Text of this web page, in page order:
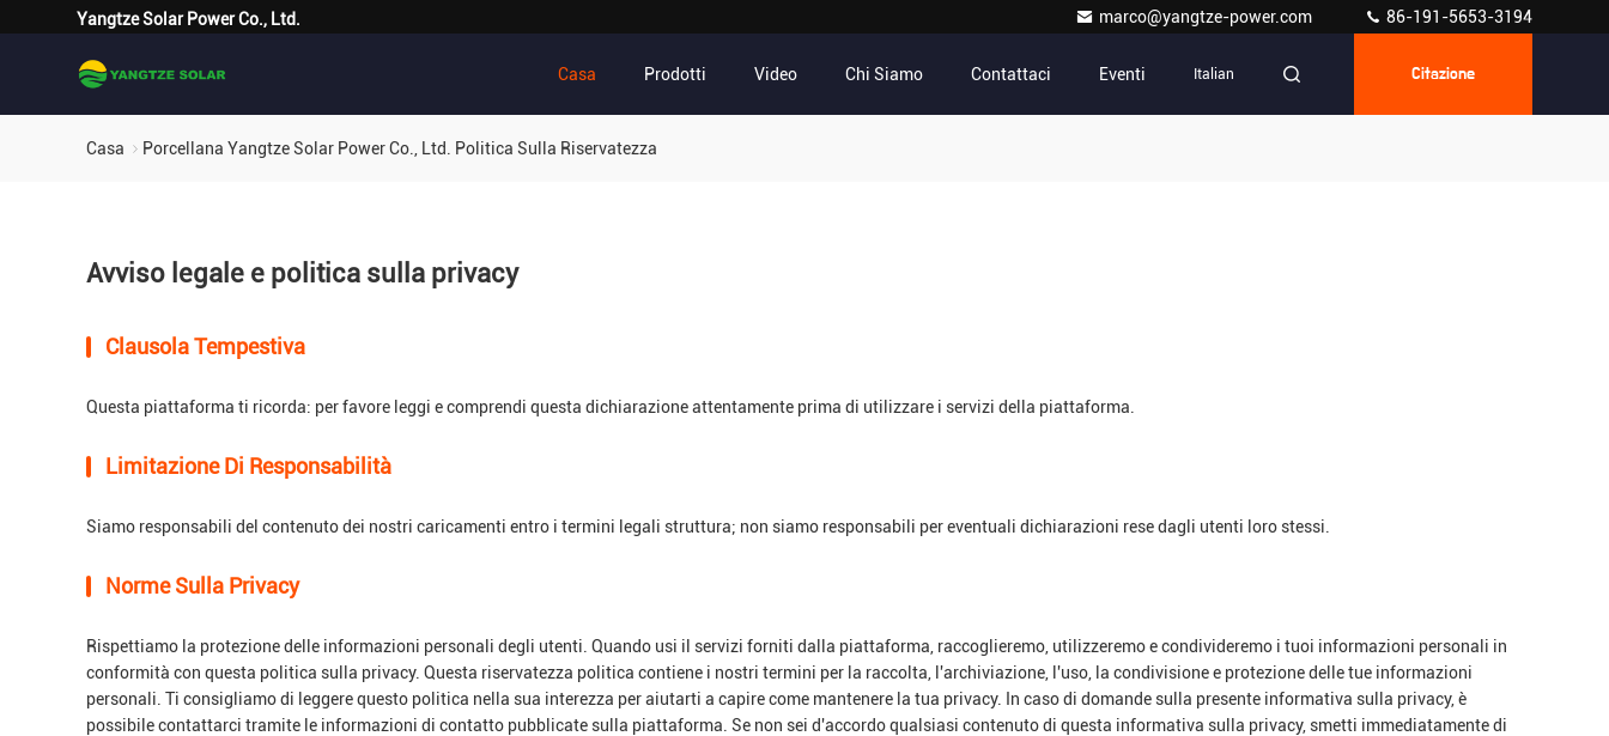
Yangtze Solar Power Co., Ltd. marco@yangtze-power.com 86-191-5653-3194
Casa Prodotti Video Chi Siamo Contattaci Eventi Italian Citazione
Casa Porcellana Yangtze Solar Power Co., Ltd. Politica Sulla Riservatezza
Avviso legale e politica sulla privacy
Clausola Tempestiva
Questa piattaforma ti ricorda: per favore leggi e comprendi questa dichiarazione attentamente prima di utilizzare i servizi della piattaforma.
Limitazione Di Responsabilità
Siamo responsabili del contenuto dei nostri caricamenti entro i termini legali struttura; non siamo responsabili per eventuali dichiarazioni rese dagli utenti loro stessi.
Norme Sulla Privacy
Rispettiamo la protezione delle informazioni personali degli utenti. Quando usi il servizi forniti dalla piattaforma, raccoglieremo, utilizzeremo e condivideremo i tuoi informazioni personali in
conformità con questa politica sulla privacy. Questa riservatezza politica contiene i nostri termini per la raccolta, l'archiviazione, l'uso, la condivisione e protezione delle tue informazioni
personali. Ti consigliamo di leggere questo politica nella sua interezza per aiutarti a capire come mantenere la tua privacy. In caso di domande sulla presente informativa sulla privacy, è
possibile contattarci tramite le informazioni di contatto pubblicate sulla piattaforma. Se non sei d'accordo qualsiasi contenuto di questa informativa sulla privacy, smetti immediatamente di